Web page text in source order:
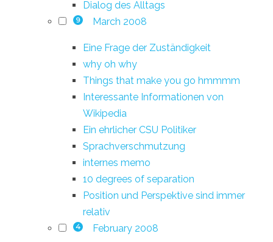
Dialog des Alltags
9 March 2008
Eine Frage der Zuständigkeit
why oh why
Things that make you go hmmmm
Interessante Informationen von
Wikipedia
Ein ehrlicher CSU Politiker
Sprachverschmutzung
internes memo
10 degrees of separation
Position und Perspektive sind immer
relativ
4 February 2008